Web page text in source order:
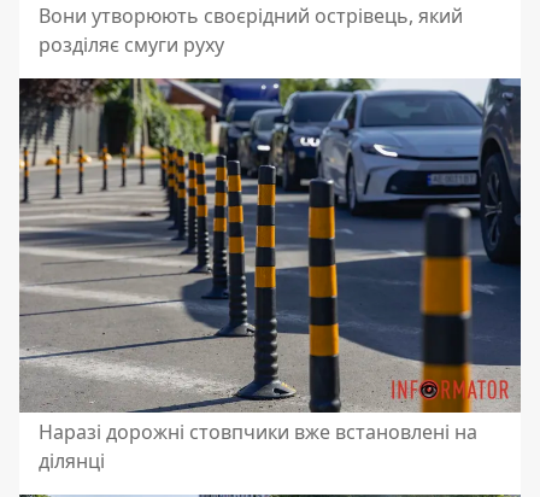
Вони утворюють своєрідний острівець, який
розділяє смуги руху
Наразі дорожні стовпчики вже встановлені на
ділянці